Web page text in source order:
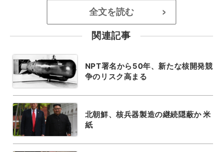
全文を読む >
関連記事
NPT署名から50年、新たな核開発競
争のリスク高まる
北朝鮮、核兵器製造の継続隠蔽か 米
紙